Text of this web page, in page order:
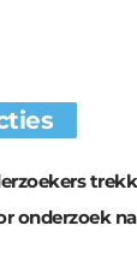
onderzoek